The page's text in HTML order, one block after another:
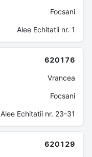
Focsani
Alee Echitatii nr. 1
620176
Vrancea
Focsani
Alee Echitatii nr. 23-31
620129